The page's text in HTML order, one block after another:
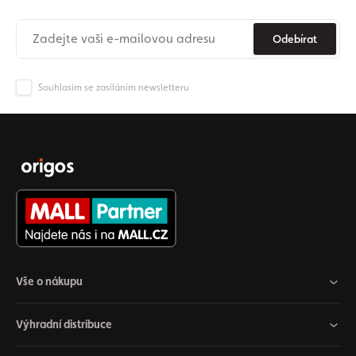
Odebírat
Souhlasím se zasíláním newsletteru
Vše o nákupu
Výhradní distribuce